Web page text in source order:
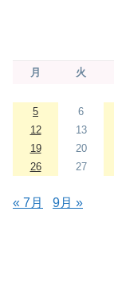
月 火
5
6
12
13
19
20
26
27
« 7月 9月 »